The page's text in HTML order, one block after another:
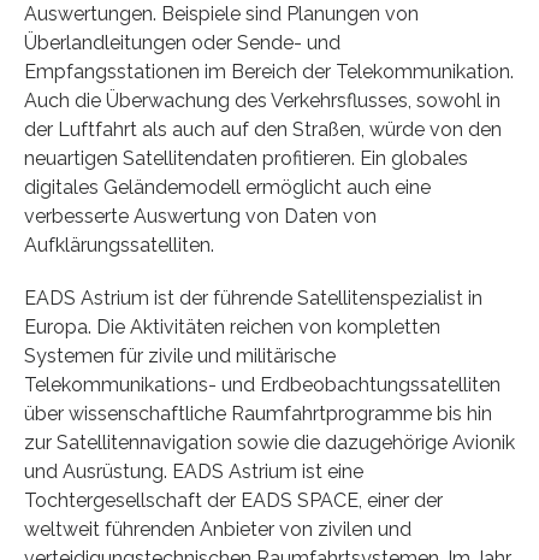
Auswertungen. Beispiele sind Planungen von
Überlandleitungen oder Sende- und
Empfangsstationen im Bereich der Telekommunikation.
Auch die Überwachung des Verkehrsflusses, sowohl in
der Luftfahrt als auch auf den Straßen, würde von den
neuartigen Satellitendaten profitieren. Ein globales
digitales Geländemodell ermöglicht auch eine
verbesserte Auswertung von Daten von
Aufklärungssatelliten.
EADS Astrium ist der führende Satellitenspezialist in
Europa. Die Aktivitäten reichen von kompletten
Systemen für zivile und militärische
Telekommunikations- und Erdbeobachtungssatelliten
über wissenschaftliche Raumfahrtprogramme bis hin
zur Satellitennavigation sowie die dazugehörige Avionik
und Ausrüstung. EADS Astrium ist eine
Tochtergesellschaft der EADS SPACE, einer der
weltweit führenden Anbieter von zivilen und